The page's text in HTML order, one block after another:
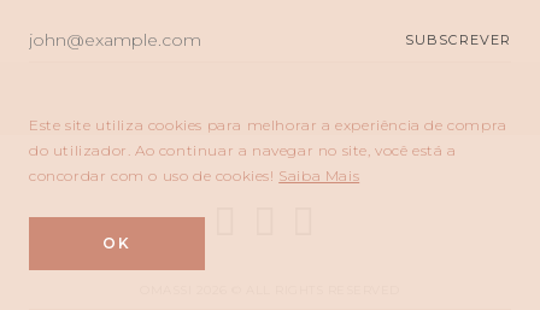
SEU
SUBSCREVER
Este site utiliza cookies para melhorar a experiência de compra
do utilizador. Ao continuar a navegar no site, você está a
concordar com o uso de cookies! Saiba Mais
OK